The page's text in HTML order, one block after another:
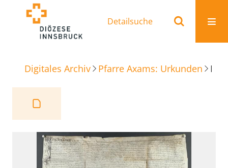
Detailsuche
Digitales Archiv Pfarre Axams: Urkunden